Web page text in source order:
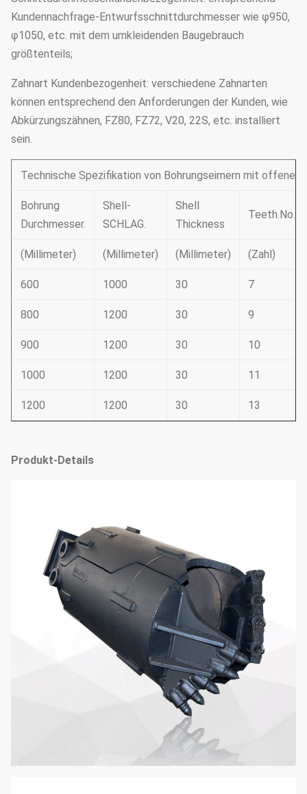
Kundennachfrage-Entwurfsschnittdurchmesser wie φ950,
φ1050, etc. mit dem umkleidenden Baugebrauch
größtenteils;
Zahnart Kundenbezogenheit: verschiedene Zahnarten
können entsprechend den Anforderungen der Kunden, wie
Abkürzungszähnen, FZ80, FZ72, V20, 22S, etc. installiert
sein.
Technische Spezifikation von Bohrungseimern mit offener
Bohrung
Durchmesser.
Shell-
SCHLAG.
Shell
Thickness
Teeth.No.
(Millimeter) (Millimeter) (Millimeter) (Zahl)
600 1000 30 7
800 1200 30 9
900 1200 30 10
1000 1200 30 11
1200 1200 30 13
Produkt-Details